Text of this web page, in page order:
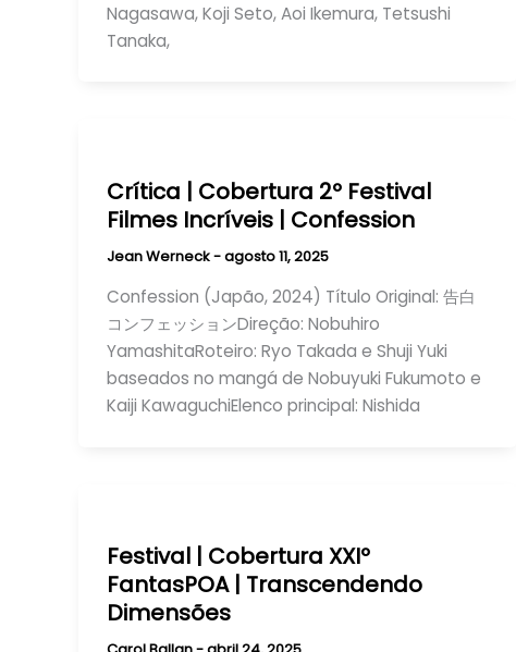
Nagasawa, Koji Seto, Aoi Ikemura, Tetsushi
Tanaka,
Crítica | Cobertura 2º Festival
Filmes Incríveis | Confession
Jean Werneck-agosto 11, 2025
Confession (Japão, 2024) Título Original: 告白
コンフェッションDireção: Nobuhiro
YamashitaRoteiro: Ryo Takada e Shuji Yuki
baseados no mangá de Nobuyuki Fukumoto e
Kaiji KawaguchiElenco principal: Nishida
Festival | Cobertura XXIº
FantasPOA | Transcendendo
Dimensões